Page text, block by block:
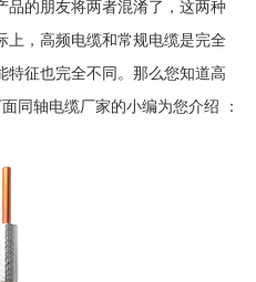
品的朋友将两者混淆了，这两种
上，高频电缆和常规电缆是完全
征也完全不同。那么您知道高
同轴电缆厂家的小编为您介绍 ：